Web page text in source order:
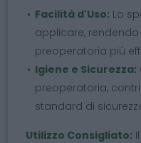
Facilità d'Uso: Lo
applicare,
preoperatoria più
Igiene e Sicurezza:
preoperatoria,
standard di
Utilizzo Consigliato: